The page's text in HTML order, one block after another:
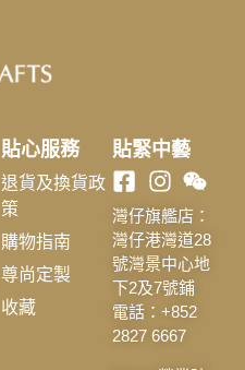
貼心服務
退貨及換貨政
策
購物指南
尊尚定製
收藏
貼緊中藝
灣仔旗艦店：
灣仔港灣道28
號灣景中心地
下2及7號鋪
電話：+852
2827 6667